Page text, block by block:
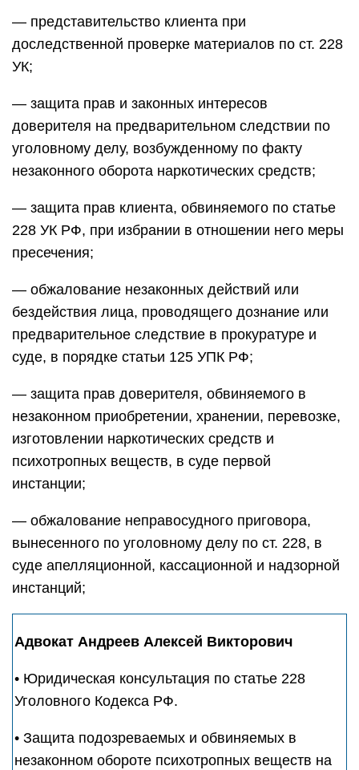
— представительство клиента при
доследственной проверке материалов по ст. 228
УК;
— защита прав и законных интересов
доверителя на предварительном следствии по
уголовному делу, возбужденному по факту
незаконного оборота наркотических средств;
— защита прав клиента, обвиняемого по статье
228 УК РФ, при избрании в отношении него меры
пресечения;
— обжалование незаконных действий или
бездействия лица, проводящего дознание или
предварительное следствие в прокуратуре и
суде, в порядке статьи 125 УПК РФ;
— защита прав доверителя, обвиняемого в
незаконном приобретении, хранении, перевозке,
изготовлении наркотических средств и
психотропных веществ, в суде первой
инстанции;
— обжалование неправосудного приговора,
вынесенного по уголовному делу по ст. 228, в
суде апелляционной, кассационной и надзорной
инстанций;
Адвокат Андреев Алексей Викторович
• Юридическая консультация по статье 228
Уголовного Кодекса РФ.
• Защита подозреваемых и обвиняемых в
незаконном обороте психотропных веществ на